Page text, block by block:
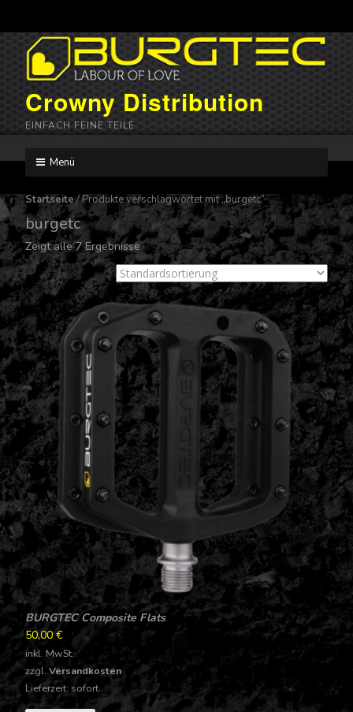
Crowny Distribution
EINFACH FEINE TEILE
Menü
to
content
Startseite/ Produkte verschlagwortet mit „burgetc“
burgetc
Zeigt alle 7 Ergebnisse
BURGTEC Composite Flats
50,00€
inkl. MwSt.
zzgl. Versandkosten
Lieferzeit: sofort